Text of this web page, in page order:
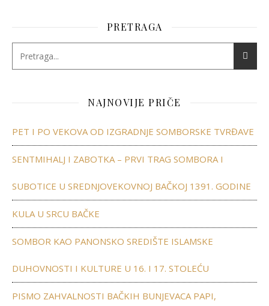
PRETRAGA
NAJNOVIJE PRIČE
PET I PO VEKOVA OD IZGRADNJE SOMBORSKE TVRĐAVE
SENTMIHALJ I ZABOTKA – PRVI TRAG SOMBORA I
SUBOTICE U SREDNJOVEKOVNOJ BAČKOJ 1391. GODINE
KULA U SRCU BAČKE
SOMBOR KAO PANONSKO SREDIŠTE ISLAMSKE
DUHOVNOSTI I KULTURE U 16. I 17. STOLEĆU
PISMO ZAHVALNOSTI BAČKIH BUNJEVACA PAPI,